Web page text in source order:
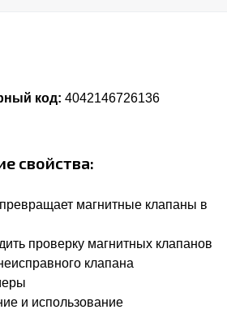
код: 4042146726136
свойства:
магнитные клапаны в
проверку магнитных клапанов
клапана
и использование